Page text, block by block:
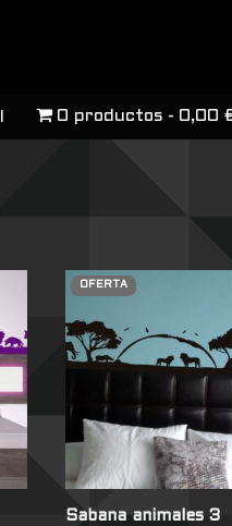
0 productos 0,00
OFERTA
Sabana animales 3